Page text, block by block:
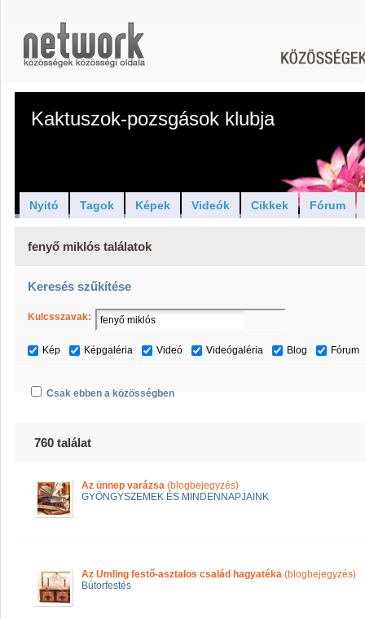
Kaktuszok-pozsgások klubja
Nyitó Tagok Képek Videók Cikkek Fórum
fenyő miklós találatok
Keresés szűkítése
Kulcsszavak:
Kép Képgaléria Videó Videógaléria Blog Fórum
Csak ebben a közösségben
760 találat
Az ünnep varázsa (blogbejegyzés)
GYÖNGYSZEMEK ÉS MINDENNAPJAINK
Az Umling festő-asztalos család hagyatéka (blogbejegyzés)
Bútorfestés